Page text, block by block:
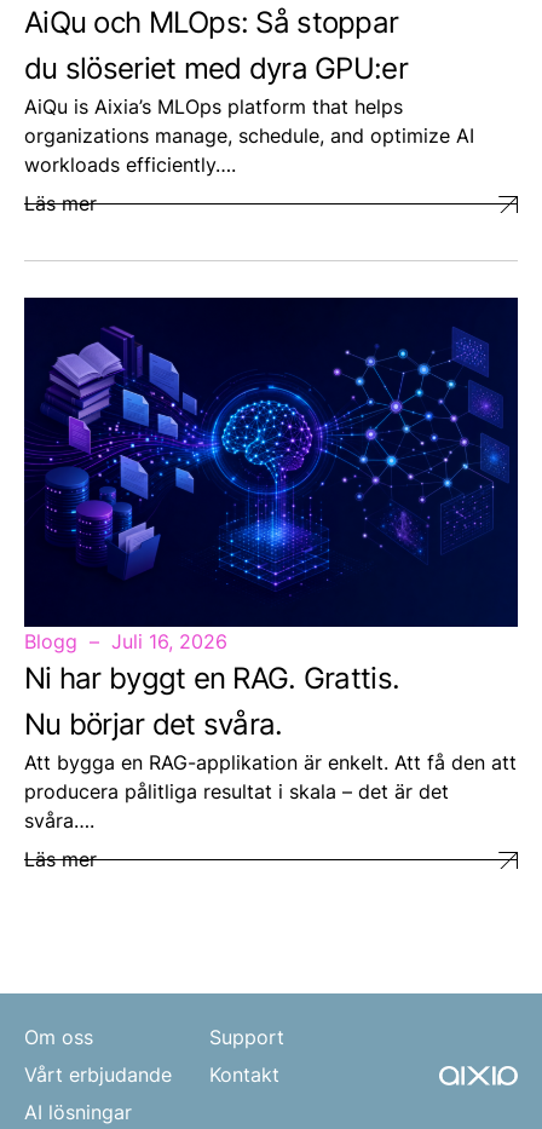
AiQu och MLOps: Så stoppar
du slöseriet med dyra GPU:er
AiQu is Aixia’s MLOps platform that helps
organizations manage, schedule, and optimize AI
workloads efficiently….
Läs mer
Blogg Juli 16, 2026
Ni har byggt en RAG. Grattis.
Nu börjar det svåra.
Att bygga en RAG-applikation är enkelt. Att få den att
producera pålitliga resultat i skala – det är det
svåra….
Läs mer
Om oss
Vårt erbjudande
AI lösningar
Support
Kontakt